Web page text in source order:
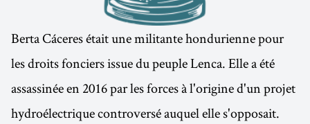
Berta Cáceres était une militante hondurienne pour
les droits fonciers issue du peuple Lenca. Elle a été
assassinée en 2016 par les forces à l'origine d'un projet
hydroélectrique controversé auquel elle s'opposait.